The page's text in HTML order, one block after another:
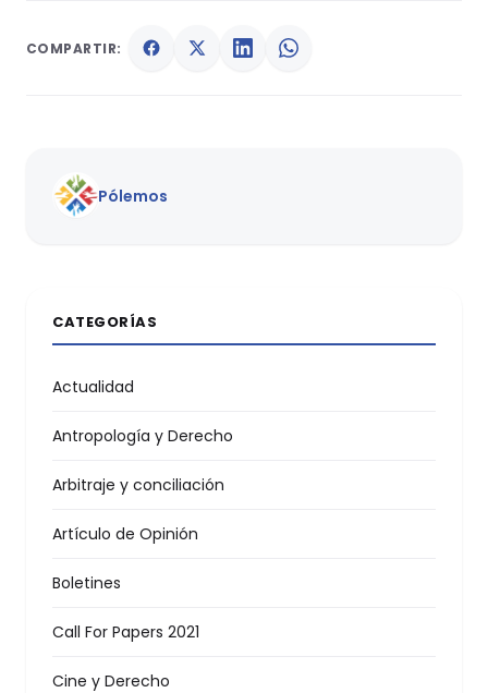
COMPARTIR:
Pólemos
CATEGORÍAS
Actualidad
Antropología y Derecho
Arbitraje y conciliación
Artículo de Opinión
Boletines
Call For Papers 2021
Cine y Derecho